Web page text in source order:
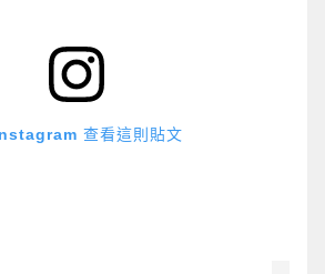
查看這則貼文